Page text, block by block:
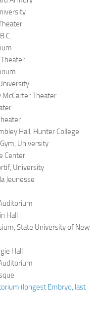
McCarter Theater
Hall, Hunter College
University
Center
University
Jeunesse
Hall
State University of New
Hall
(longest Embryo, last